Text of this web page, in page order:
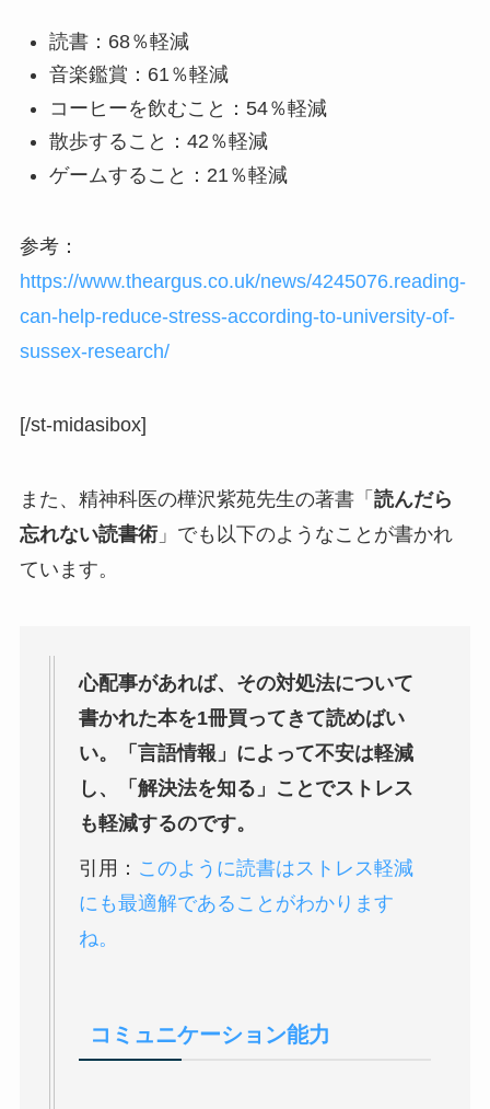
読書：68％軽減
音楽鑑賞：61％軽減
コーヒーを飲むこと：54％軽減
散歩すること：42％軽減
ゲームすること：21％軽減
参考：
https://www.theargus.co.uk/news/4245076.reading-
can-help-reduce-stress-according-to-university-of-
sussex-research/
[/st-midasibox]
また、精神科医の樺沢紫苑先生の著書「 読んだら
忘れない読書術」でも以下のようなことが書かれ
ています。
心配事があれば、その対処法について
書かれた本を1冊買ってきて読めばい
い。「言語情報」によって不安は軽減
し、「解決法を知る」ことでストレス
も軽減するのです。
引用： このように読書はストレス軽減
にも最適解であることがわかります
ね。
コミュニケーション能力